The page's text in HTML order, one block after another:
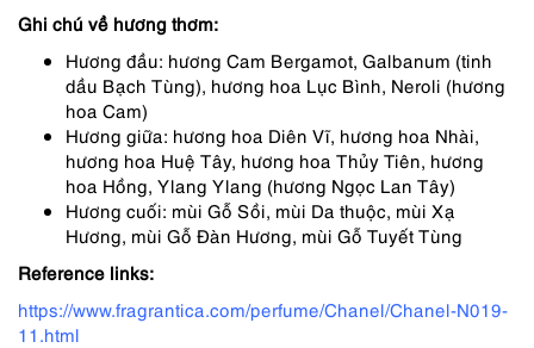
Ghi chú về hương thơm:
Hương đầu: hương Cam Bergamot, Galbanum (tinh
dầu Bạch Tùng), hương hoa Lục Bình, Neroli (hương
hoa Cam)
Hương giữa: hương hoa Diên Vĩ, hương hoa Nhài,
hương hoa Huệ Tây, hương hoa Thủy Tiên, hương
hoa Hồng, Ylang Ylang (hương Ngọc Lan Tây)
Hương cuối: mùi Gỗ Sồi, mùi Da thuộc, mùi Xạ
Hương, mùi Gỗ Đàn Hương, mùi Gỗ Tuyết Tùng
Reference links:
https://www.fragrantica.com/perfume/Chanel/Chanel-N019-
11.html